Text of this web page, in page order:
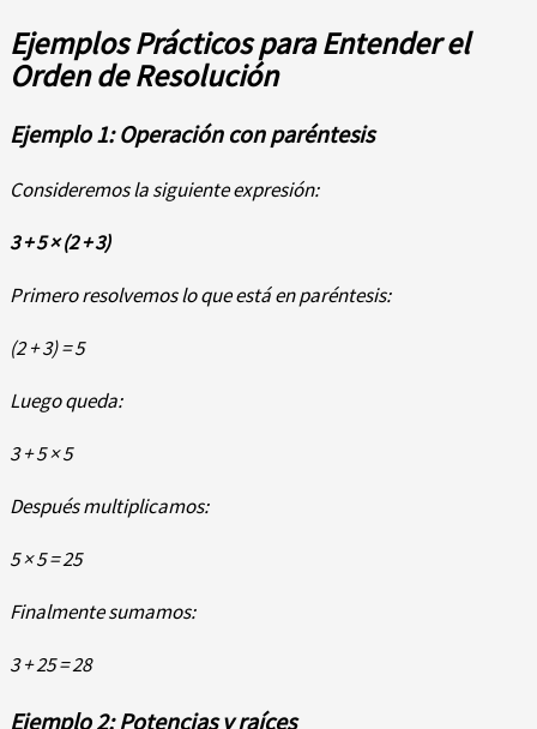
Ejemplos Prácticos para Entender el
Orden de Resolución
Ejemplo 1: Operación con paréntesis
Consideremos la siguiente expresión:
3 + 5 × (2 + 3)
Primero resolvemos lo que está en paréntesis:
(2 + 3) = 5
Luego queda:
3 + 5 × 5
Después multiplicamos:
5 × 5 = 25
Finalmente sumamos:
3 + 25 = 28
Ejemplo 2: Potencias y raíces